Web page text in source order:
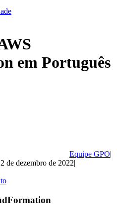
em Português
Equipe GPO
de dezembro de 2022